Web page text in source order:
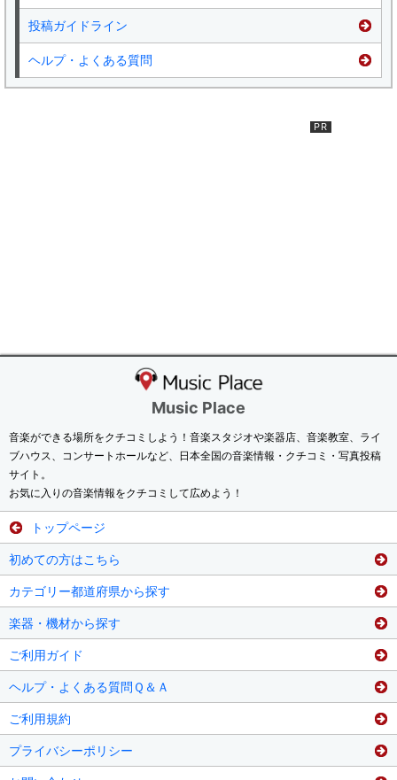
投稿ガイドライン
ヘルプ・よくある質問
Music Place
音楽ができる場所をクチコミしよう！音楽スタジオや楽器店、音楽教室、ライ
ブハウス、コンサートホールなど、日本全国の音楽情報・クチコミ・写真投稿
サイト。
お気に入りの音楽情報をクチコミして広めよう！
トップページ
初めての方はこちら
カテゴリー都道府県から探す
楽器・機材から探す
ご利用ガイド
ヘルプ・よくある質問Ｑ＆Ａ
ご利用規約
プライバシーポリシー